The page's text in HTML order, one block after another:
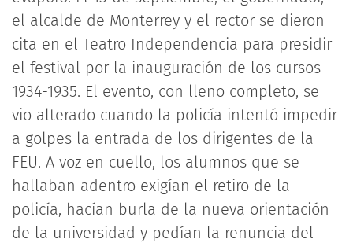
el alcalde de Monterrey y el rector se dieron
cita en el Teatro Independencia para presidir
el festival por la inauguración de los cursos
1934-1935. El evento, con lleno completo, se
vio alterado cuando la policía intentó impedir
a golpes la entrada de los dirigentes de la
FEU. A voz en cuello, los alumnos que se
hallaban adentro exigían el retiro de la
policía, hacían burla de la nueva orientación
de la universidad y pedían la renuncia del